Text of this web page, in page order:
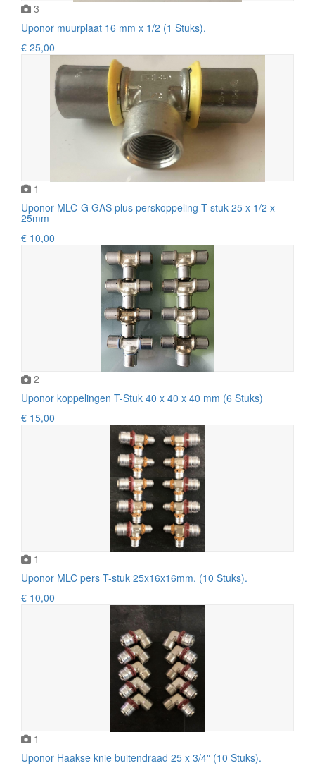
3
Uponor muurplaat 16 mm x 1/2 (1 Stuks).
€ 25,00
1
Uponor MLC-G GAS plus perskoppeling T-stuk 25 x 1/2 x
25mm
€ 10,00
2
Uponor koppelingen T-Stuk 40 x 40 x 40 mm (6 Stuks)
€ 15,00
1
Uponor MLC pers T-stuk 25x16x16mm. (10 Stuks).
€ 10,00
1
Uponor Haakse knie buitendraad 25 x 3/4″ (10 Stuks).